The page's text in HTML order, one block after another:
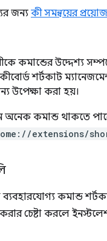
জন্য কী সমন্বয়ের
কমান্ডের উদ্দেশ্য
শর্টকাট
উপেক্ষা করা হয়।
কমান্ড থাকতে পারে,
extensions/
ব্যবহারযোগ্য কমান্ড
চেষ্টা করলে